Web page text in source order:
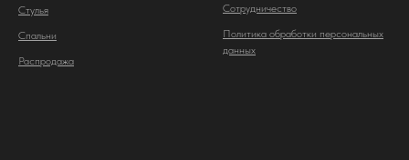
Стулья
Спальни
Распродажа
Сотрудничество
Политика обработки персональных
данных